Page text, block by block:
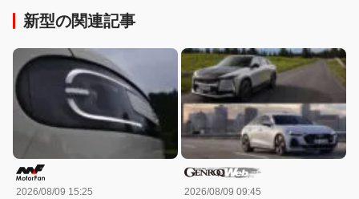
新型の関連記事
2026/08/09 15:25 2026/08/09 09:45